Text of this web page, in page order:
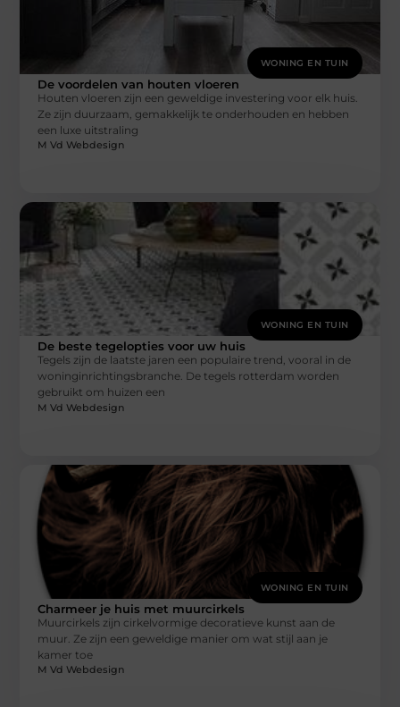
WONING EN TUIN
De voordelen van houten vloeren
Houten vloeren zijn een geweldige investering voor elk huis.
Ze zijn duurzaam, gemakkelijk te onderhouden en hebben
een luxe uitstraling
M Vd Webdesign
WONING EN TUIN
De beste tegelopties voor uw huis
Tegels zijn de laatste jaren een populaire trend, vooral in de
woninginrichtingsbranche. De tegels rotterdam worden
gebruikt om huizen een
M Vd Webdesign
WONING EN TUIN
Charmeer je huis met muurcirkels
Muurcirkels zijn cirkelvormige decoratieve kunst aan de
muur. Ze zijn een geweldige manier om wat stijl aan je
kamer toe
M Vd Webdesign